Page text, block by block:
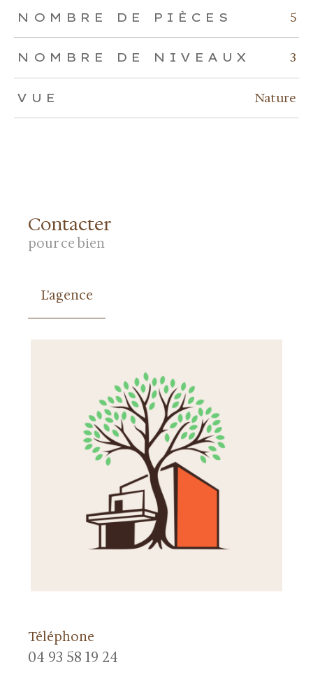
NOMBRE DE PIÈCES 5
NOMBRE DE NIVEAUX 3
VUE Nature
Contacter
pour ce bien
L'agence
Téléphone
04 93 58 19 24